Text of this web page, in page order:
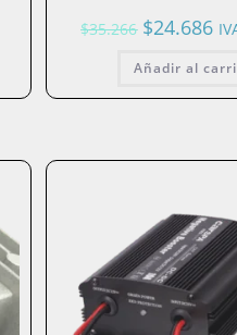
$35.266 El
precio
era:
$24.686 El
es:
Añadir al